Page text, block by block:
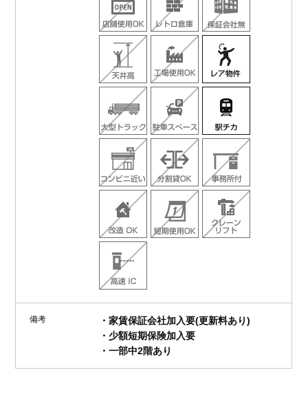
備考
・家賃保証会社加入要(更新料あり)
・少額短期保険加入要
・一部中2階あり